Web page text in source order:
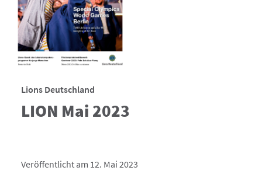
Lions Deutschland
LION Mai 2023
Veröffentlicht am 12. Mai 2023